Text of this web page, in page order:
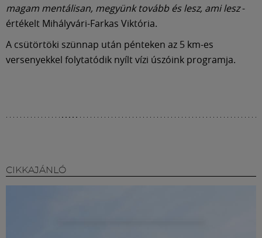
magam mentálisan, megyünk tovább és lesz, ami lesz-
értékelt Mihályvári-Farkas Viktória.
A csütörtöki szünnap után pénteken az 5 km-es
versenyekkel folytatódik nyílt vízi úszóink programja.
CIKKAJÁNLÓ